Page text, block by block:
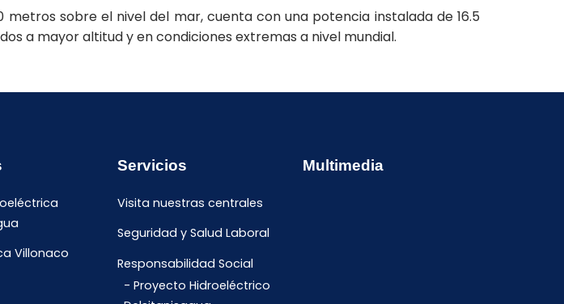
sobre el nivel del mar, cuenta con una potencia instalada de 16.5
a mayor altitud y en condiciones extremas a nivel mundial.
Villonaco
Servicios
Visita nuestras centrales
Seguridad y Salud Laboral
Responsabilidad Social
Proyecto Hidroeléctrico
Multimedia